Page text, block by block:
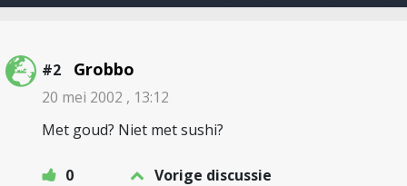
#2 Grobbo
20 mei 2002 , 13:12
Met goud? Niet met sushi?
0 Vorige discussie